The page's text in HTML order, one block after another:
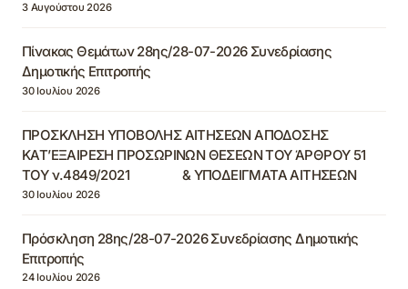
3 Αυγούστου 2026
Πίνακας Θεμάτων 28ης/28-07-2026 Συνεδρίασης
Δημοτικής Επιτροπής
30 Ιουλίου 2026
ΠΡΟΣΚΛΗΣΗ ΥΠΟΒΟΛΗΣ ΑΙΤΗΣΕΩΝ ΑΠΟΔΟΣΗΣ
ΚΑΤ’ΕΞΑΙΡΕΣΗ ΠΡΟΣΩΡΙΝΩΝ ΘΕΣΕΩΝ ΤΟΥ ΆΡΘΡΟΥ 51
ΤΟΥ ν.4849/2021 & ΥΠΟΔΕΙΓΜΑΤΑ ΑΙΤΗΣΕΩΝ
30 Ιουλίου 2026
Πρόσκληση 28ης/28-07-2026 Συνεδρίασης Δημοτικής
Επιτροπής
24 Ιουλίου 2026